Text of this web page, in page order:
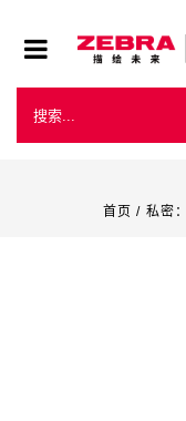
首页 / 私密